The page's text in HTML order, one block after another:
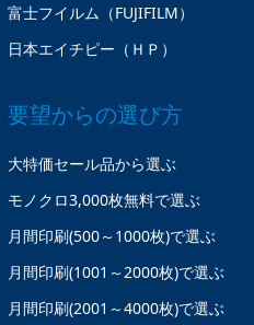
富士フイルム（FUJIFILM）
日本エイチピー（ＨＰ）
要望からの選び方
大特価セール品から選ぶ
モノクロ3,000枚無料で選ぶ
月間印刷(500～1000枚)で選ぶ
月間印刷(1001～2000枚)で選ぶ
月間印刷(2001～4000枚)で選ぶ